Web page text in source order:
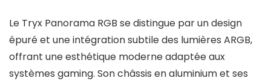
Le Tryx Panorama RGB se distingue par un design
épuré et une intégration subtile des lumières ARGB,
offrant une esthétique moderne adaptée aux
systèmes gaming. Son châssis en aluminium et ses